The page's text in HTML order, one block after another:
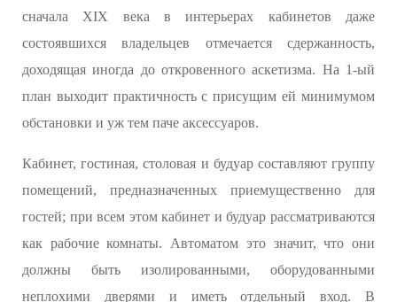
сначала XIX века в интерьерах кабинетов даже
состоявшихся владельцев отмечается сдержанность,
доходящая иногда до откровенного аскетизма. На 1-ый
план выходит практичность с присущим ей минимумом
обстановки и уж тем паче аксессуаров.
Кабинет, гостиная, столовая и будуар составляют группу
помещений, предназначенных приемущественно для
гостей; при всем этом кабинет и будуар рассматриваются
как рабочие комнаты. Автоматом это значит, что они
должны быть изолированными, оборудованными
неплохими дверями и иметь отдельный вход. В